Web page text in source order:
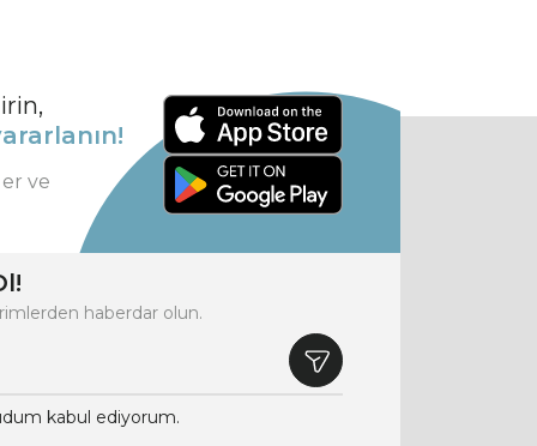
ve
haberdar olun.
kabul ediyorum.